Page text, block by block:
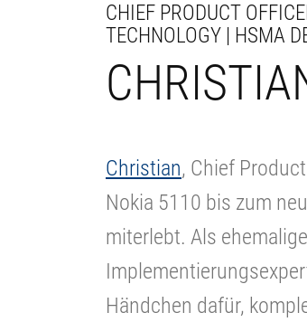
CHIEF PRODUCT
TECHNOLOGY | HSMA
Christian, Chief
Nokia 5110 bis zum
miterlebt. Als
Händchen dafür,